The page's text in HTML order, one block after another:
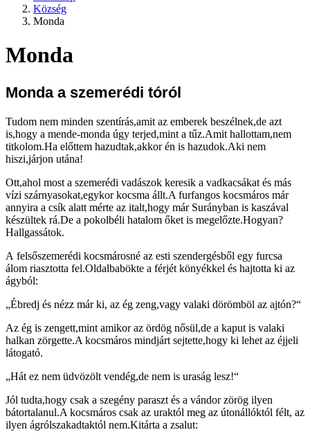
Község
Monda
Monda
Monda a szemerédi tóról
Tudom nem minden szentírás,amit az emberek beszélnek,de azt
is,hogy a mende-monda úgy terjed,mint a tűz.Amit hallottam,nem
titkolom.Ha előttem hazudtak,akkor én is hazudok.Aki nem
hiszi,járjon utána!
Ott,ahol most a szemerédi vadászok keresik a vadkacsákat és más
vízi szárnyasokat,egykor kocsma állt.A furfangos kocsmáros már
annyira a csík alatt mérte az italt,hogy már Surányban is kaszával
készültek rá.De a pokolbéli hatalom őket is megelőzte.Hogyan?
Hallgassátok.
A felsőszemerédi kocsmárosné az esti szendergésből egy furcsa
álom riasztotta fel.Oldalbabökte a férjét könyékkel és hajtotta ki az
ágyból:
„Ébredj és nézz már ki, az ég zeng,vagy valaki dörömböl az ajtón?“
Az ég is zengett,mint amikor az ördög nősül,de a kaput is valaki
halkan zörgette.A kocsmáros mindjárt sejtette,hogy ki lehet az éjjeli
látogató.
„Hát ez nem üdvözölt vendég,de nem is uraság lesz!“
Jól tudta,hogy csak a szegény paraszt és a vándor zörög ilyen
bátortalanul.A kocsmáros csak az uraktól meg az útonállóktól félt, az
ilyen ágrólszakadtaktól nem.Kitárta a zsalut: